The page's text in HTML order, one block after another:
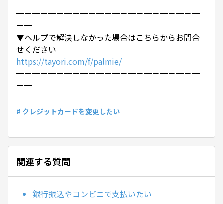
━－━－━－━－━－━－━－━－━－━－━－━
－━
▼ヘルプで解決しなかった場合はこちらからお問合
せください
https://tayori.com/f/palmie/
━－━－━－━－━－━－━－━－━－━－━－━
－━
# クレジットカードを変更したい
関連する質問
銀行振込やコンビニで支払いたい